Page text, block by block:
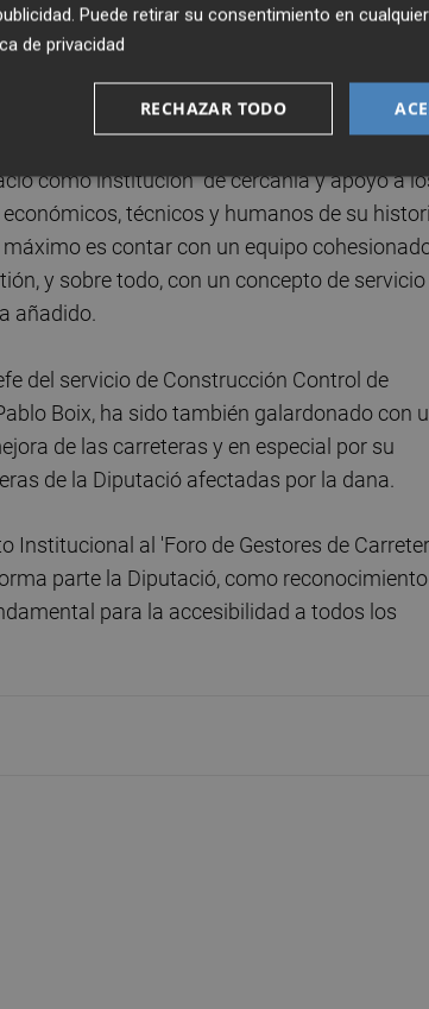
Mazzolari, ha hecho extensivo el
el equipo del área provincial de
respuesta a los ingentes daños que
fatídico día".
como institución "de cercanía y apoyo a
técnicos y humanos de su
es contar con un equipo
y sobre todo, con un concepto de servicio
añadido.
del servicio de Construcción Control de
Boix, ha sido también galardonado con
de las carreteras y en especial por su
de la Diputació afectadas por la dana.
Institucional al 'Foro de Gestores de
parte la Diputació, como
para la accesibilidad a todos los
. Puede retirar su consentimiento en
de privacidad
RECHAZAR TODO